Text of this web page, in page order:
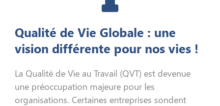
Qualité de Vie Globale : une
vision différente pour nos vies !
La Qualité de Vie au Travail (QVT) est devenue
une préoccupation majeure pour les
organisations. Certaines entreprises sondent